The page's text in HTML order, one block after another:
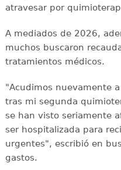
atravesar por
A mediados de 2026,
muchos buscaron
tratamientos médicos.
"Acudimos nuevamente
tras mi segunda
se han visto seriamente
ser hospitalizada para
urgentes", escribió en
gastos.